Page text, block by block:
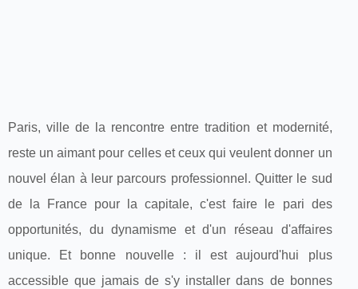
Paris, ville de la rencontre entre tradition et modernité,
reste un aimant pour celles et ceux qui veulent donner un
nouvel élan à leur parcours professionnel. Quitter le sud
de la France pour la capitale, c'est faire le pari des
opportunités, du dynamisme et d'un réseau d'affaires
unique. Et bonne nouvelle : il est aujourd'hui plus
accessible que jamais de s'y installer dans de bonnes